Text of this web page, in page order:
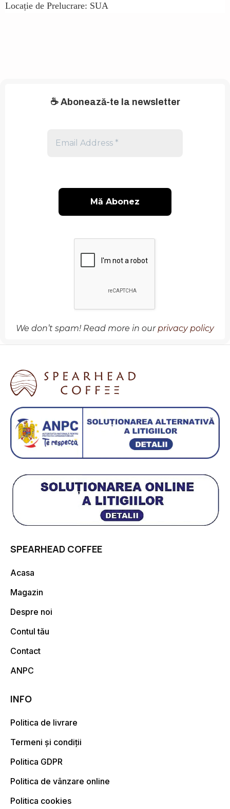
Locație de Prelucrare: SUA
☕ Abonează-te la newsletter
Address
We don’t spam! Read more in ourprivacy policy
SPEARHEAD COFFEE
Acasa
Magazin
Despre noi
Contul tău
Contact
ANPC
INFO
Politica de livrare
Termeni și condiții
Politica GDPR
Politica de vânzare online
Politica cookies